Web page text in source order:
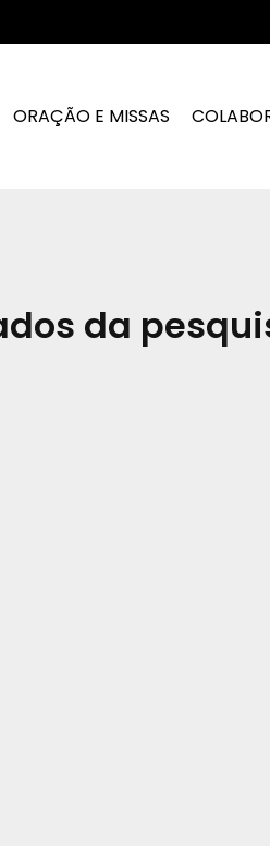
ORAÇÃO E MISSAS
da